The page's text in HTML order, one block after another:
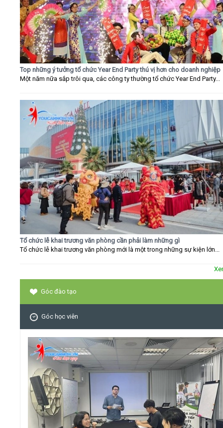
Top những ý tưởng tổ chức Year End Party thú vị hơn cho doanh nghiệp
Một năm nữa sắp trôi qua, các công ty thường tổ chức Year End Party...
Tổ chức lễ khai trương văn phòng cần phải làm những gì
Tổ chức lễ khai trương văn phòng mới là một trong những sự kiện lớn...
Góc đào tạo
Góc học viên